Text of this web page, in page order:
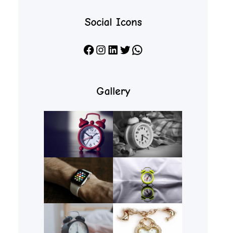
Social Icons
Facebook Instagram LinkedIn X WhatsApp
Gallery